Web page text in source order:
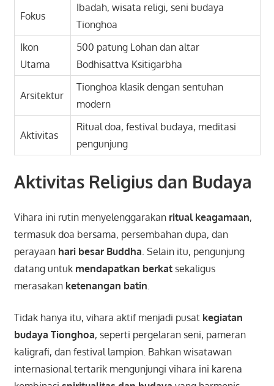
Fokus
Ibadah, wisata religi, seni budaya
Tionghoa
Ikon
Utama
500 patung Lohan dan altar
Bodhisattva Ksitigarbha
Arsitektur
Tionghoa klasik dengan sentuhan
modern
Aktivitas
Ritual doa, festival budaya, meditasi
pengunjung
Aktivitas Religius dan Budaya
Vihara ini rutin menyelenggarakan ritual keagamaan,
termasuk doa bersama, persembahan dupa, dan
perayaan hari besar Buddha . Selain itu, pengunjung
datang untuk mendapatkan berkatsekaligus
merasakan ketenangan batin
Tidak hanya itu, vihara aktif menjadi pusat kegiatan
budaya Tionghoa, seperti pergelaran seni, pameran
kaligrafi, dan festival lampion. Bahkan wisatawan
internasional tertarik mengunjungi vihara ini karena